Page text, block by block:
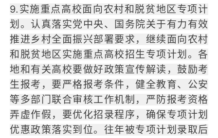
9.实施重点高校面向农村和脱贫地区专项计
划。认真落实党中央、国务院关于有力有效
推进乡村全面振兴部署要求，继续面向农村
和脱贫地区实施重点高校招生专项计划。各
地和有关高校要做好政策宣传解读，鼓励考
生报考，要严格报考条件，健全教育、公安
等多部门联合审核工作机制，严防报考资格
弄虚作假，要优化招录程序，确保专项计划
优惠政策落实到位。往年被专项计划录取后